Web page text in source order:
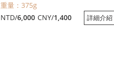
重量：375g
NTD/6,000 CNY/1,400 詳細介紹